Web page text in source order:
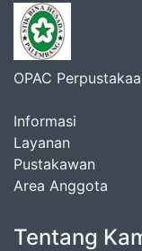
OPAC
Informasi
Layanan
Pustakawan
Area Anggota
Tentang